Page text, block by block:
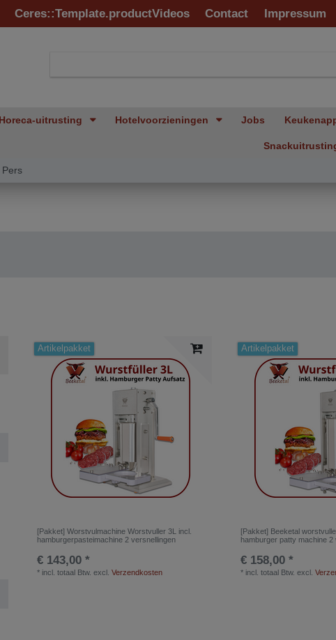
Ceres::Template.productVideos Contact Impressum
Horeca-uitrusting Hotelvoorzieningen Jobs
Artikelpakket
[Pakket] Worstvulmachine Worstvuller 3L incl.
hamburgerpasteimachine 2 versnellingen
€ 143,00 *
* incl. totaal Btw. excl. Verzendkosten
Artikelpakket
[Pakket] Beeketal
hamburger patty machine 2
€ 158,00 *
* incl. totaal Btw. excl.